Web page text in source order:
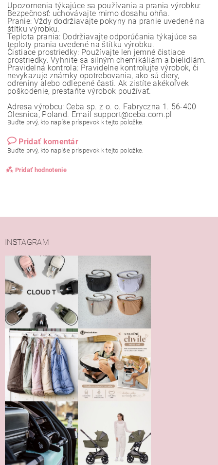
Upozornenia týkajúce sa používania a prania výrobku:
Bezpečnosť: uchovávajte mimo dosahu ohňa.
Pranie: Vždy dodržiavajte pokyny na pranie uvedené na
štítku výrobku.
Teplota prania: Dodržiavajte odporúčania týkajúce sa
teploty prania uvedené na štítku výrobku.
Čistiace prostriedky: Používajte len jemné čistiace
prostriedky. Vyhnite sa silným chemikáliám a bielidlám.
Pravidelná kontrola: Pravidelne kontrolujte výrobok, či
nevykazuje známky opotrebovania, ako sú diery,
odreniny alebo odlepené časti. Ak zistíte akékoľvek
poškodenie, prestaňte výrobok používať.
Adresa výrobcu: Ceba sp. z o. o. Fabryczna 1. 56-400
Olesnica, Poland. Email support@ceba.com.pl
Buďte prvý, kto napíše príspevok k tejto položke.
Pridať komentár
Buďte prvý, kto napíše príspevok k tejto položke.
Pridať hodnotenie
Vložením hodnotenie súhlasíte s
podmienkami ochrany
osobných údajov
INSTAGRAM